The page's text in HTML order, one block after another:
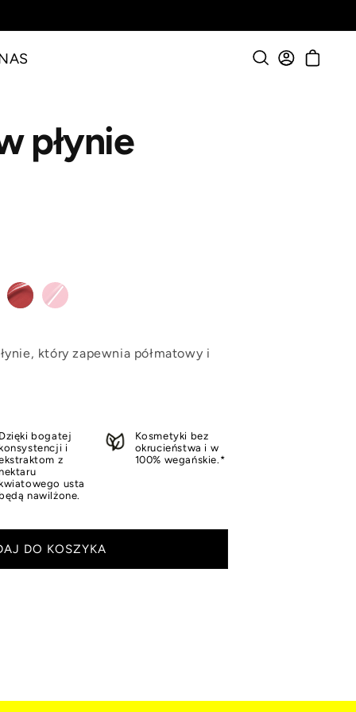
płynie
który zapewnia półmatowy i
Dzięki bogatej
konsystencji i
z
kwiatowego usta
będą nawilżone.
Kosmetyki bez
okrucieństwa i w
100% wegańskie.*
DO KOSZYKA